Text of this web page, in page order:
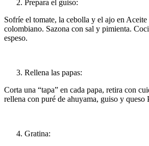
Prepara el guiso:
Sofríe el tomate, la cebolla y el ajo en
colombiano. Sazona con sal y pimienta.
espeso.
Rellena las papas:
Corta una “tapa” en cada papa, retira con
rellena con puré de ahuyama, guiso y queso
Gratina: